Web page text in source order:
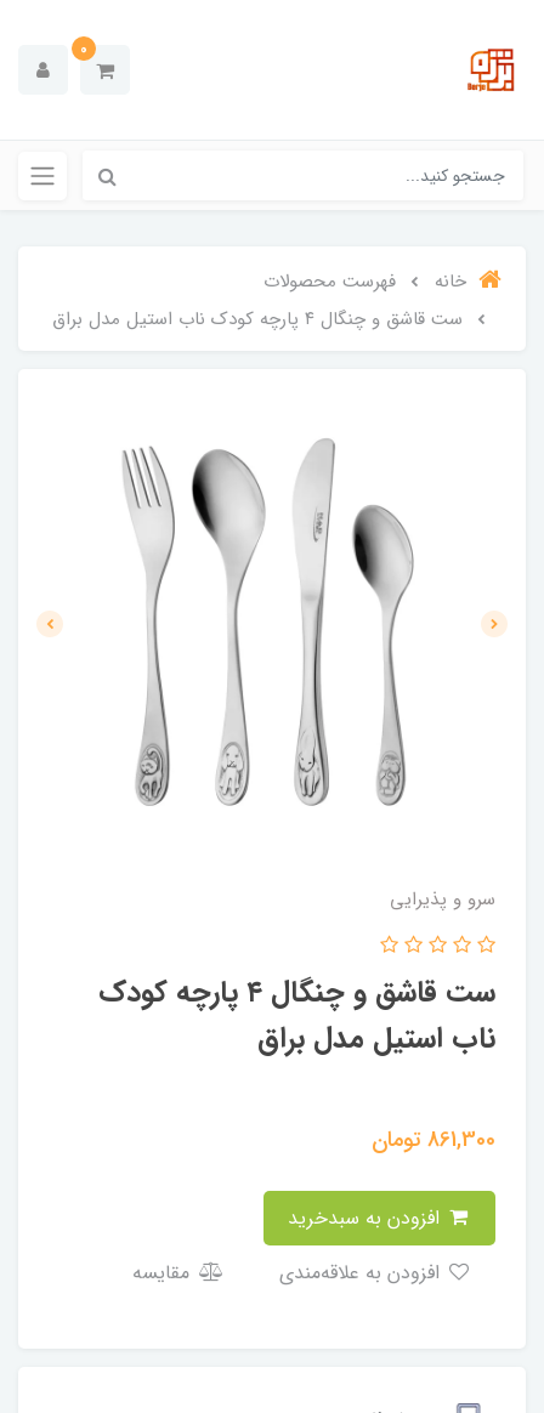
0
خانه
فهرست محصولات
ست قاشق و چنگال ۴ پارچه کودک ناب استیل مدل براق
سرو و پذیرایی
ست قاشق و چنگال ۴ پارچه کودک
ناب استیل مدل براق
861,300تومان
مقایسه